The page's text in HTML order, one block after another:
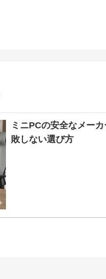
ミニPCの安全なメー
敗しない選び方